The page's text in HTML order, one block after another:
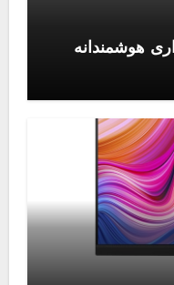
هوشمندانه